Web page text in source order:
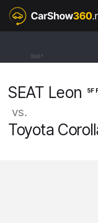
360°
SEAT Leon
SEAT Leon 5F
vs.
Toyota